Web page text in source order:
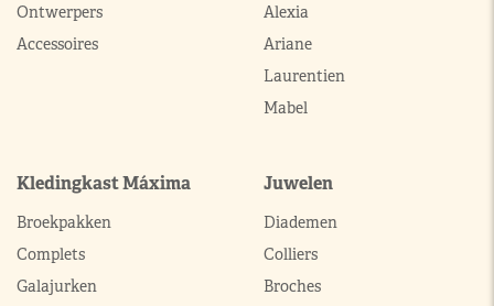
Ontwerpers
Accessoires
Alexia
Ariane
Laurentien
Mabel
Kledingkast Máxima
Broekpakken
Complets
Galajurken
Juwelen
Diademen
Colliers
Broches